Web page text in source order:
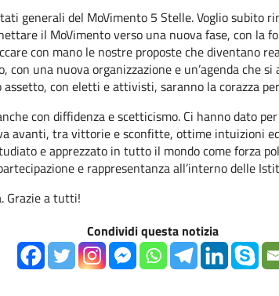
generali del MoVimento 5 Stelle. Voglio subito
il MoVimento verso una nuova fase, con la
con mano le nostre proposte che diventano
con una nuova organizzazione e un’agenda che
con eletti e attivisti, saranno la corazza
con diffidenza e scetticismo. Ci hanno dato
avanti, tra vittorie e sconfitte, ottime intuizioni
e apprezzato in tutto il mondo come forza
e rappresentanza all’interno delle
Grazie a tutti!
Condividi questa notizia